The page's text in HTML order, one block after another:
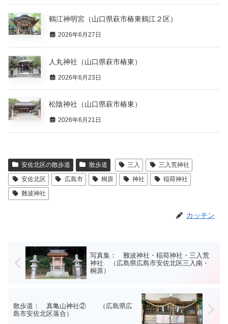
鶴江神明宮（山口県萩市椿東鶴江２区）
2026年6月27日
人丸神社（山口県萩市椿東）
2026年6月23日
松陰神社（山口県萩市椿東）
2026年6月21日
安佐北区の散歩道 散歩道 三入
三入荒神社
安佐北区
広島市 桐原 神社
稲荷神社
難波神社
カッチン
写真集： 難波神社・稲荷神社・三入荒
神社 （広島県広島市安佐北区三入南・
桐原）
散歩道： 真亀山神社② （広島県広
島市安佐北区落合）